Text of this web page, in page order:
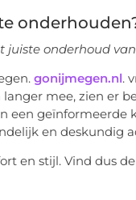
onderhoud
gonijmegen.nl.
mee, zien er
geïnformeerde
en deskundig
en stijl. Vind dus